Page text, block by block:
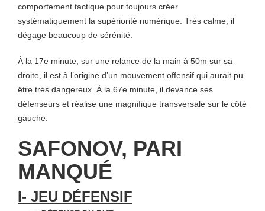
comportement tactique pour toujours créer
systématiquement la supériorité numérique. Très calme, il
dégage beaucoup de sérénité.
À la 17e minute, sur une relance de la main à 50m sur sa
droite, il est à l’origine d’un mouvement offensif qui aurait pu
être très dangereux. À la 67e minute, il devance ses
défenseurs et réalise une magnifique transversale sur le côté
gauche.
SAFONOV, PARI
MANQUÉ
I- JEU DÉFENSIF